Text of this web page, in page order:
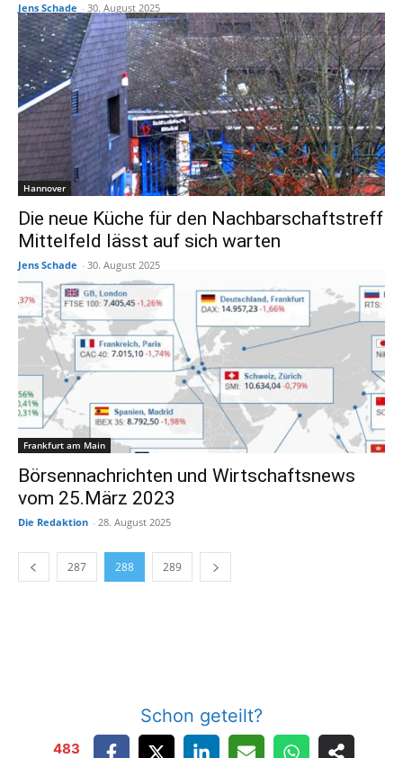
Jens Schade - 30. August 2025
Hannover
Die neue Küche für den Nachbarschaftstreff
Mittelfeld lässt auf sich warten
Jens Schade - 30. August 2025
Frankfurt am Main
Börsennachrichten und Wirtschaftsnews
vom 25.März 2023
Die Redaktion - 28. August 2025
287 288 289
Schon geteilt?
483